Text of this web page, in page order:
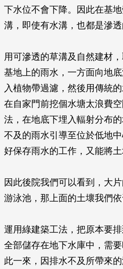
下水位不會下降。因此在基
溝，即使有水溝，也都是滲透
用可滲透的草溝及自然建材
基地上的雨水，一方面向地
入植物帶過濾，然後用傳統
在自家門前挖個水塘太浪費
法，在地底下埋入輻射分布
不及的雨水引導至位於低地
好保存雨水的工作，又能將土
因此後院我們可以看到，大
游泳池，那上面的土壞我們依
運用綠建築工法，把原本要
全部儲存在地下水庫中，需
此一來，因排水不及所帶來